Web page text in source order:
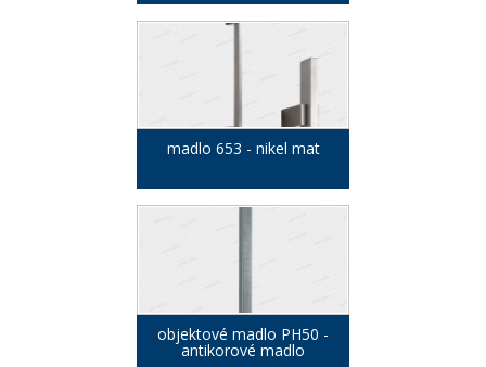
madlo 653 - nikel mat
objektové madlo PH50 -
antikorové madlo